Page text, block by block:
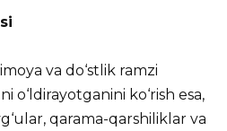
va do‘stlik ramzi
o‘ldirayotganini ko‘rish esa,
qarama-qarshiliklar va